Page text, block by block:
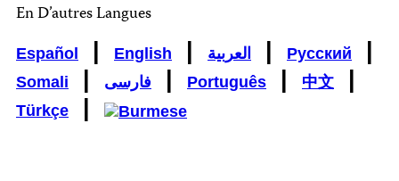
En D’autres Langues
Español English العربية Русский
Somali فارسی Português 中文
Türkçe